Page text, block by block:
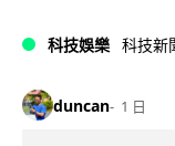
科技娛樂 科技新
duncan 1 日